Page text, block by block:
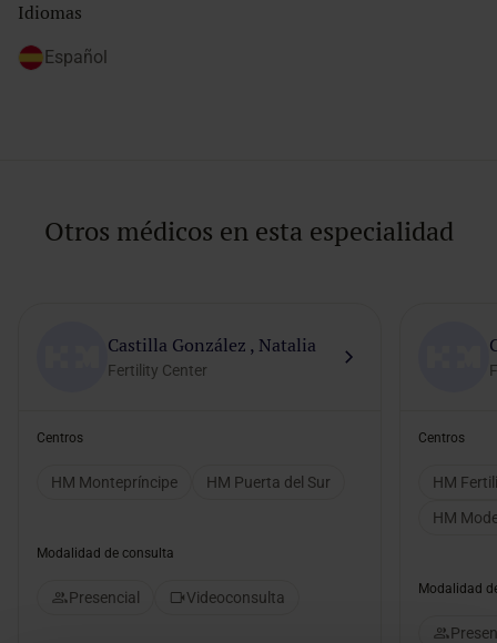
Idiomas
Español
Otros médicos en esta especialidad
Castilla González , Natalia
Fertility Center
Centros
HM Montepríncipe HM Puerta del Sur
Modalidad de consulta
Presencial Videoconsulta
Centros
HM
HM
Modalidad